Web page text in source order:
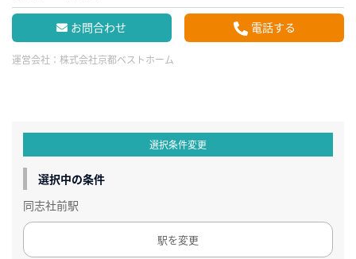
お問合わせ 電話する
運営会社： 株式会社京都ベストホーム
選択条件変更
選択中の条件
同志社前駅
駅を変更